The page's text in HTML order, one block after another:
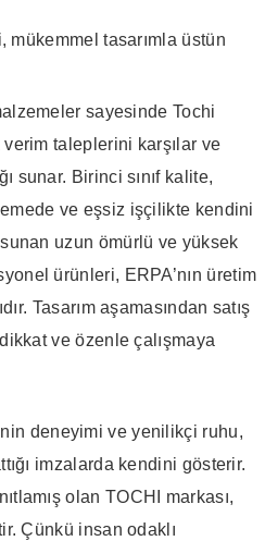
mükemmel tasarımla üstün
sayesinde Tochi
taleplerini karşılar ve
sunar. Birinci sınıf kalite,
ve eşsiz işçilikte kendini
uzun ömürlü ve yüksek
ürünleri, ERPA’nın üretim
Tasarım aşamasından satış
ve özenle çalışmaya
deneyimi ve yenilikçi ruhu,
imzalarda kendini gösterir.
olan TOCHI markası,
Çünkü insan odaklı